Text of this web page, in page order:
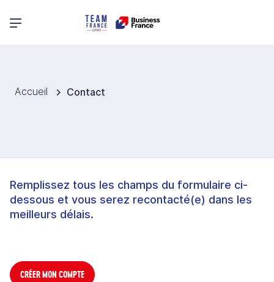
Menu principal
Accueil Contact
Remplissez tous les champs du formulaire ci-
dessous et vous serez recontacté(e) dans les
meilleurs délais.
CRÉER MON COMPTE